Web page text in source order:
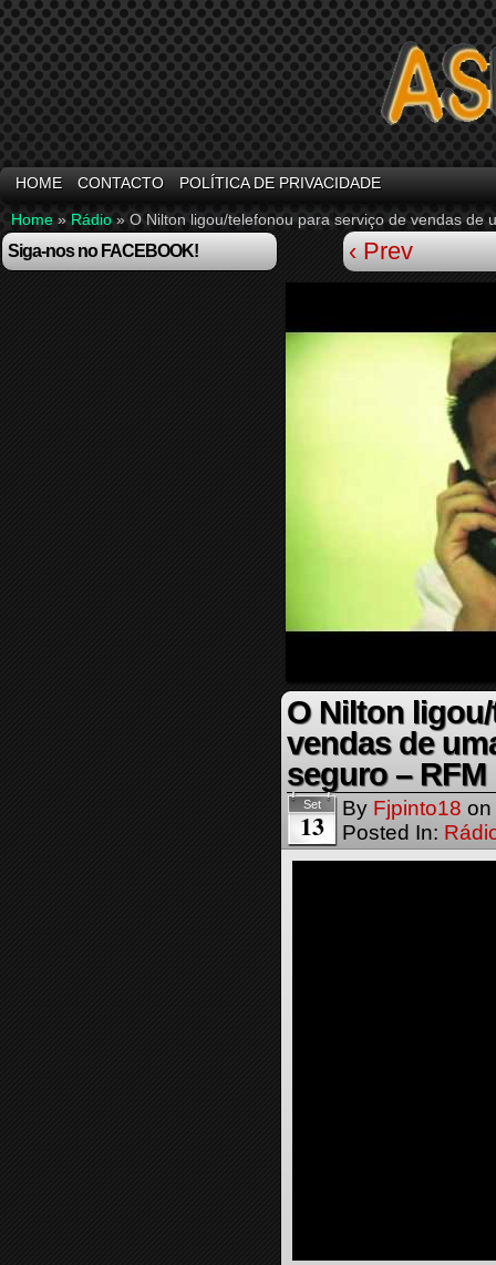
HOME CONTACTO POLÍTICA DE PRIVACIDADE
Home » Rádio » O Nilton ligou/telefonou para serviço de vendas
Siga-nos no FACEBOOK! ‹ Prev
O Nilton
vendas de
seguro – RFM
Set
13 By Fjpinto18 on
Posted In: